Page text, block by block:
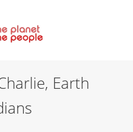
Earth